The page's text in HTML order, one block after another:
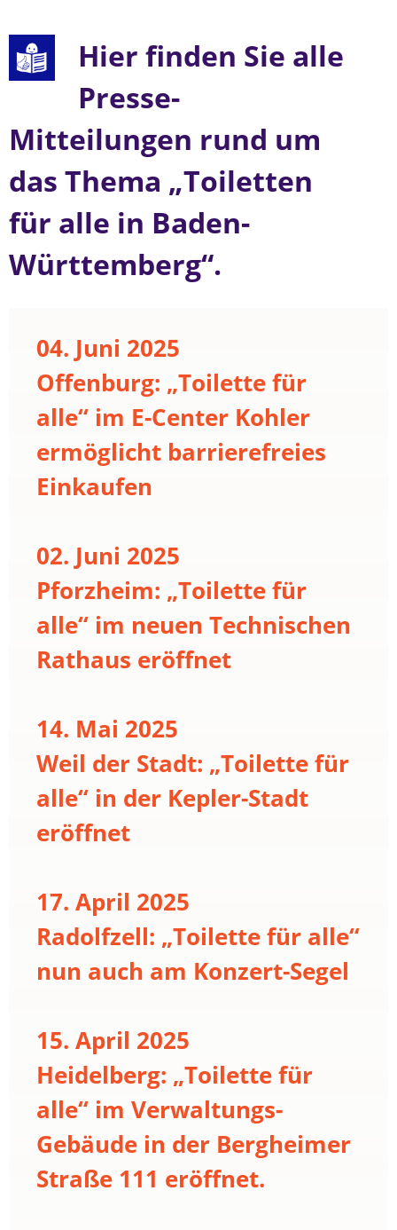
Hier finden Sie alle
Presse-
Mitteilungen rund um
das Thema „Toiletten
für alle in Baden-
Württemberg“.
04. Juni 2025
Offenburg: „Toilette für
alle“ im E-Center Kohler
ermöglicht barrierefreies
Einkaufen
02. Juni 2025
Pforzheim: „Toilette für
alle“ im neuen Technischen
Rathaus eröffnet
14. Mai 2025
Weil der Stadt: „Toilette für
alle“ in der Kepler-Stadt
eröffnet
17. April 2025
Radolfzell: „Toilette für alle“
nun auch am Konzert-Segel
15. April 2025
Heidelberg: „Toilette für
alle“ im Verwaltungs-
Gebäude in der Bergheimer
Straße 111 eröffnet.